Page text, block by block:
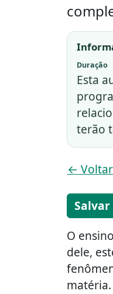
Duração
Esta
terão
←
Salvar
O
dele,
matéria.